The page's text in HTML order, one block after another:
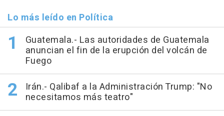
Lo más leído en Política
Guatemala.- Las autoridades de Guatemala
anuncian el fin de la erupción del volcán de
Fuego
Irán.- Qalibaf a la Administración Trump: "No
necesitamos más teatro"